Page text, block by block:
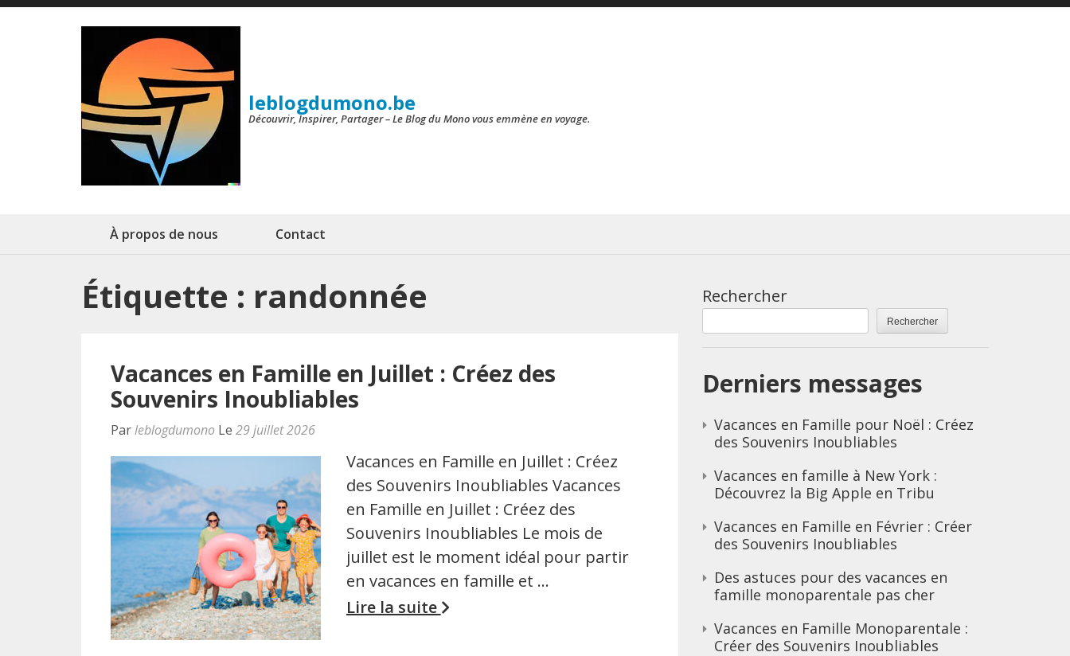
Aller
leblogdumono.be
Découvrir, Inspirer, Partager – Le Blog du Mono vous emmène en voyage.
À propos de nous Contact
Étiquette : randonnée
Vacances en Famille en Juillet : Créez des
Souvenirs Inoubliables
Parleblogdumono Le 29 juillet 2026
Vacances en Famille en Juillet : Créez
des Souvenirs Inoubliables Vacances
en Famille en Juillet : Créez des
Souvenirs Inoubliables Le mois de
juillet est le moment idéal pour partir
en vacances en famille et …
Lire la suite
Rechercher
Rechercher
Derniers messages
Vacances en Famille pour Noël : Créez
des Souvenirs Inoubliables
Vacances en famille à New York :
Découvrez la Big Apple en Tribu
Vacances en Famille en Février : Créer
des Souvenirs Inoubliables
Des astuces pour des vacances en
famille monoparentale pas cher
Vacances en Famille Monoparentale :
Créer des Souvenirs Inoubliables